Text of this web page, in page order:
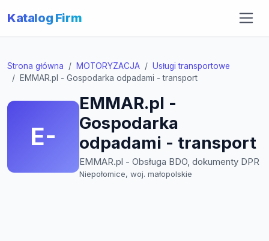
Katalog Firm
Strona główna MOTORYZACJA
Usługi transportowe
EMMAR.pl - Gospodarka odpadami - transport
E-
EMMAR.pl -
Gospodarka
odpadami - transport
EMMAR.pl - Obsługa BDO, dokumenty DPR
Niepołomice, woj. małopolskie